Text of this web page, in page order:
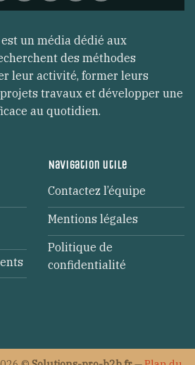
un média dédié aux
des méthodes
leur activité, former leurs
travaux et développer une
au quotidien.
Navigation utile
Contactez l’équipe
Mentions légales
Politique de
confidentialité